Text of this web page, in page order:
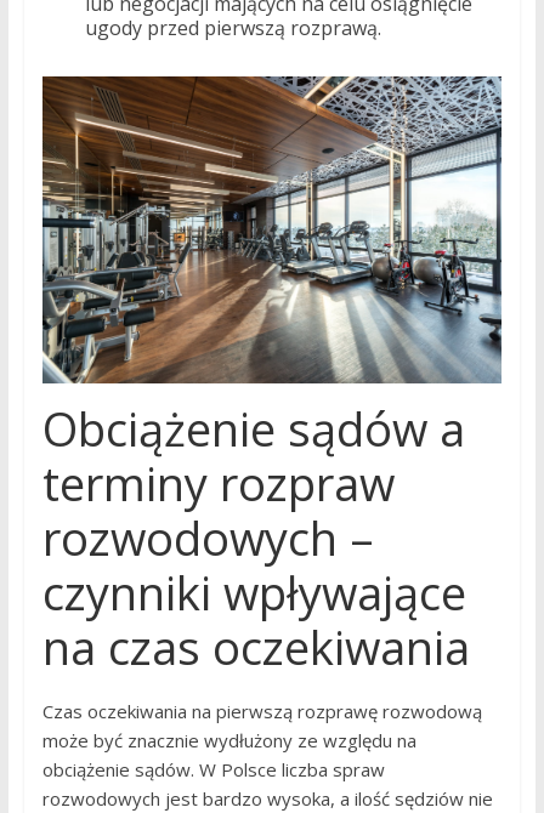
ugody przed pierwszą rozprawą.
Obciążenie sądów a
terminy rozpraw
rozwodowych –
czynniki wpływające
na czas oczekiwania
Czas oczekiwania na pierwszą rozprawę rozwodową
może być znacznie wydłużony ze względu na
obciążenie sądów. W Polsce liczba spraw
rozwodowych jest bardzo wysoka, a ilość sędziów nie